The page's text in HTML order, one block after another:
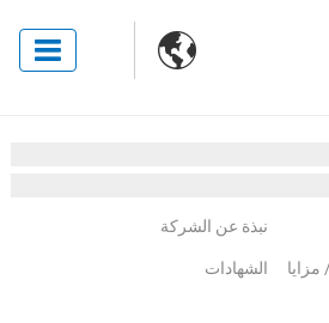

نبذة عن الشركة
الشهادات
مزايا